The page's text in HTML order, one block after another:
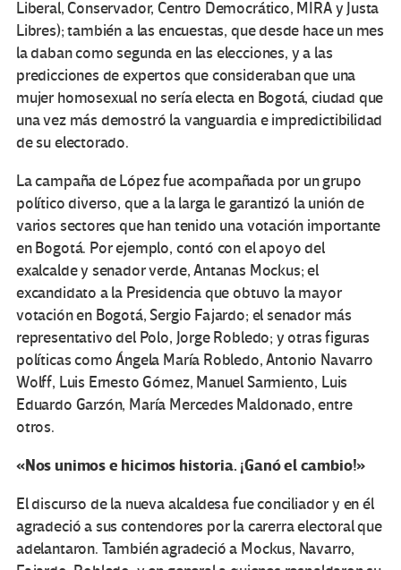
Liberal, Conservador, Centro Democrático, MIRA y Justa
Libres); también a las encuestas, que desde hace un mes
la daban como segunda en las elecciones, y a las
predicciones de expertos que consideraban que una
mujer homosexual no sería electa en Bogotá, ciudad que
una vez más demostró la vanguardia e impredictibilidad
de su electorado.
La campaña de López fue acompañada por un grupo
político diverso, que a la larga le garantizó la unión de
varios sectores que han tenido una votación importante
en Bogotá. Por ejemplo, contó con el apoyo del
exalcalde y senador verde, Antanas Mockus; el
excandidato a la Presidencia que obtuvo la mayor
votación en Bogotá, Sergio Fajardo; el senador más
representativo del Polo, Jorge Robledo; y otras figuras
políticas como Ángela María Robledo, Antonio Navarro
Wolff, Luis Ernesto Gómez, Manuel Sarmiento, Luis
Eduardo Garzón, María Mercedes Maldonado, entre
otros.
«Nos unimos e hicimos historia. ¡Ganó el cambio!»
El discurso de la nueva alcaldesa fue conciliador y en él
agradeció a sus contendores por la carerra electoral que
adelantaron. También agradeció a Mockus, Navarro,